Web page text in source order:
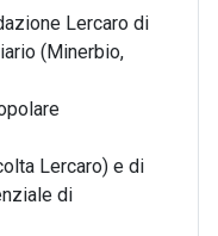
Lercaro di
(Minerbio,
Lercaro) e di
di